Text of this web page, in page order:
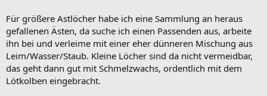
Für größere Astlöcher habe ich eine Sammlung an heraus
gefallenen Ästen, da suche ich einen Passenden aus, arbeite
ihn bei und verleime mit einer eher dünneren Mischung aus
Leim/Wasser/Staub. Kleine Löcher sind da nicht vermeidbar,
das geht dann gut mit Schmelzwachs, ordentlich mit dem
Lötkolben eingebracht.